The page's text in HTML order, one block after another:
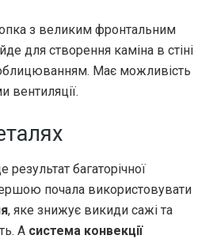
з великим фронтальним
для створення каміна в стіні
Має можливість
вентиляції.
багаторічної
почала використовувати
, яке знижує викиди сажі та
А система конвекції